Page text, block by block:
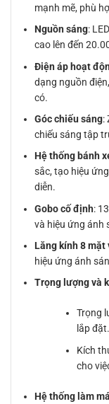
mạnh mẽ, phù
Nguồn sáng:
cao lên đến
Điện áp hoạt
dạng nguồn
có.
Góc chiếu sáng:
chiếu sáng tập
Hệ thống bánh
sắc, tạo hiệu
diễn.
Gobo cố định:
và hiệu ứng ánh
Lăng kính 8 mặt
hiệu ứng ánh
Trọng lượng và
Trọng
lắp đặt.
Kích
cho
Hệ thống làm